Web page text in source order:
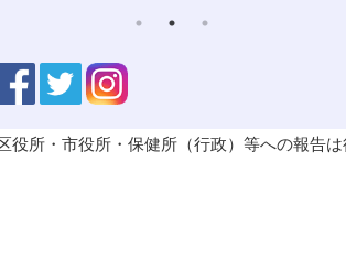
役所・市役所・保健所（行政）等への報告